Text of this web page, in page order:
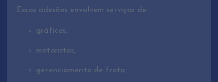
Essas adesões envolvem serviços de:
gráficos,
motoristas,
gerenciamento de frota,